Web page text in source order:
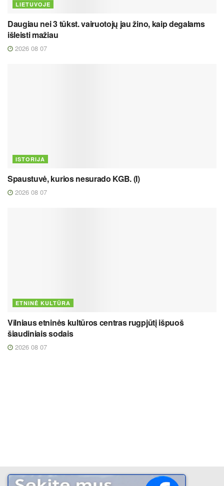
LIETUVOJE
Daugiau nei 3 tūkst. vairuotojų jau žino, kaip degalams
išleisti mažiau
2026 08 07
ISTORIJA
Spaustuvė, kurios nesurado KGB. (I)
2026 08 07
ETNINĖ KULTŪRA
Vilniaus etninės kultūros centras rugpjūtį išpuoš
šiaudiniais sodais
2026 08 07